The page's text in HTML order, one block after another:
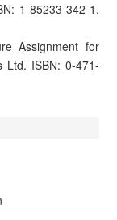
1-85233-342-1,
Assignment for
Ltd. ISBN: 0-471-